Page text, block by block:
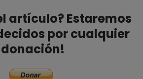
artículo? Estaremos
por cualquier
donación!